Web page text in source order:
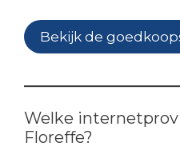
Bekijk de
Welke
Floreffe?